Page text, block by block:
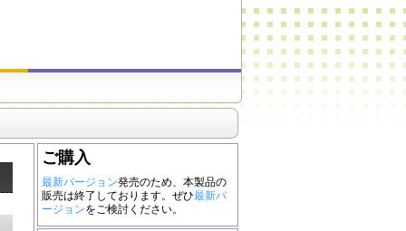
ご購入
最新バージョン発売のため、本製品の
販売は終了しております。ぜひ最新バ
ージョンをご検討ください。